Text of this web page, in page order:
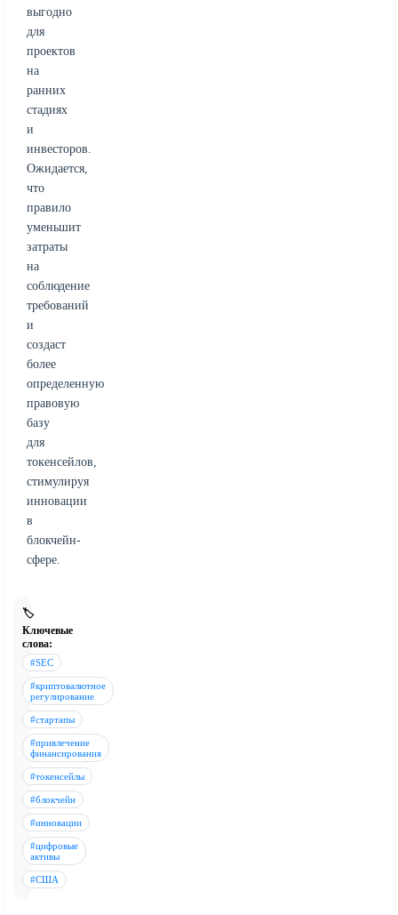
выгодно
для
проектов
на
ранних
стадиях
и
инвесторов.
Ожидается,
что
правило
уменьшит
затраты
на
соблюдение
требований
и
создаст
более
определенную
правовую
базу
для
токенсейлов,
стимулируя
инновации
в
блокчейн-
сфере.
🏷️
Ключевые
слова:
#SEC
#криптовалютное
регулирование
#стартапы
#привлечение
финансирования
#токенсейлы
#блокчейн
#инновации
#цифровые
активы
#США